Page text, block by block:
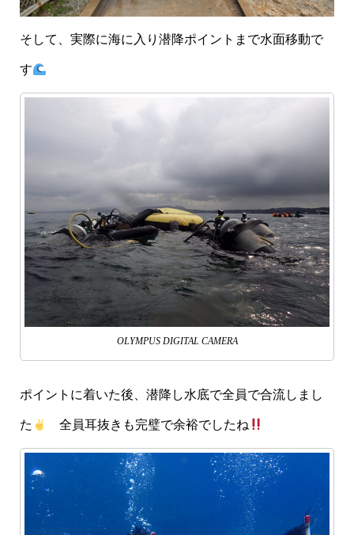
そして、実際に海に入り潜降ポイントまで水面移動で
す
OLYMPUS DIGITAL CAMERA
ポイントに着いた後、潜降し水底で全員で合流しまし
た 全員耳抜きも完璧で余裕でしたね